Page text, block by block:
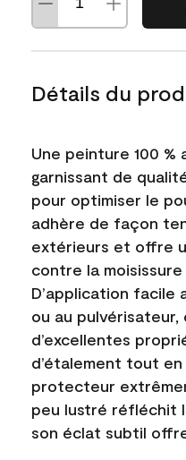
Détails du
Une peinture 100
garnissant de
pour optimiser le
adhère de façon
extérieurs et offre
contre la
D’application facile
ou au pulvérisateur,
d’excellentes
d’étalement tout
protecteur
peu lustré réfléchit
son éclat subtil